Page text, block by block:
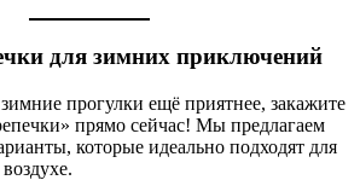
для зимних приключений
прогулки ещё приятнее, закажите
прямо сейчас! Мы предлагаем
которые идеально подходят для